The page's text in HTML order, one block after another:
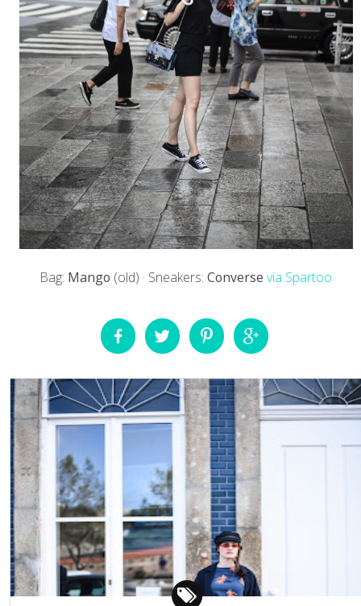
Bag: Mango (old) · Sneakers: Converse via Spartoo